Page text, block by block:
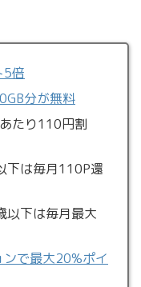
5倍
分が無料
あたり110円割
下は毎月110P還
以下は毎月最大
で最大20%ポイ